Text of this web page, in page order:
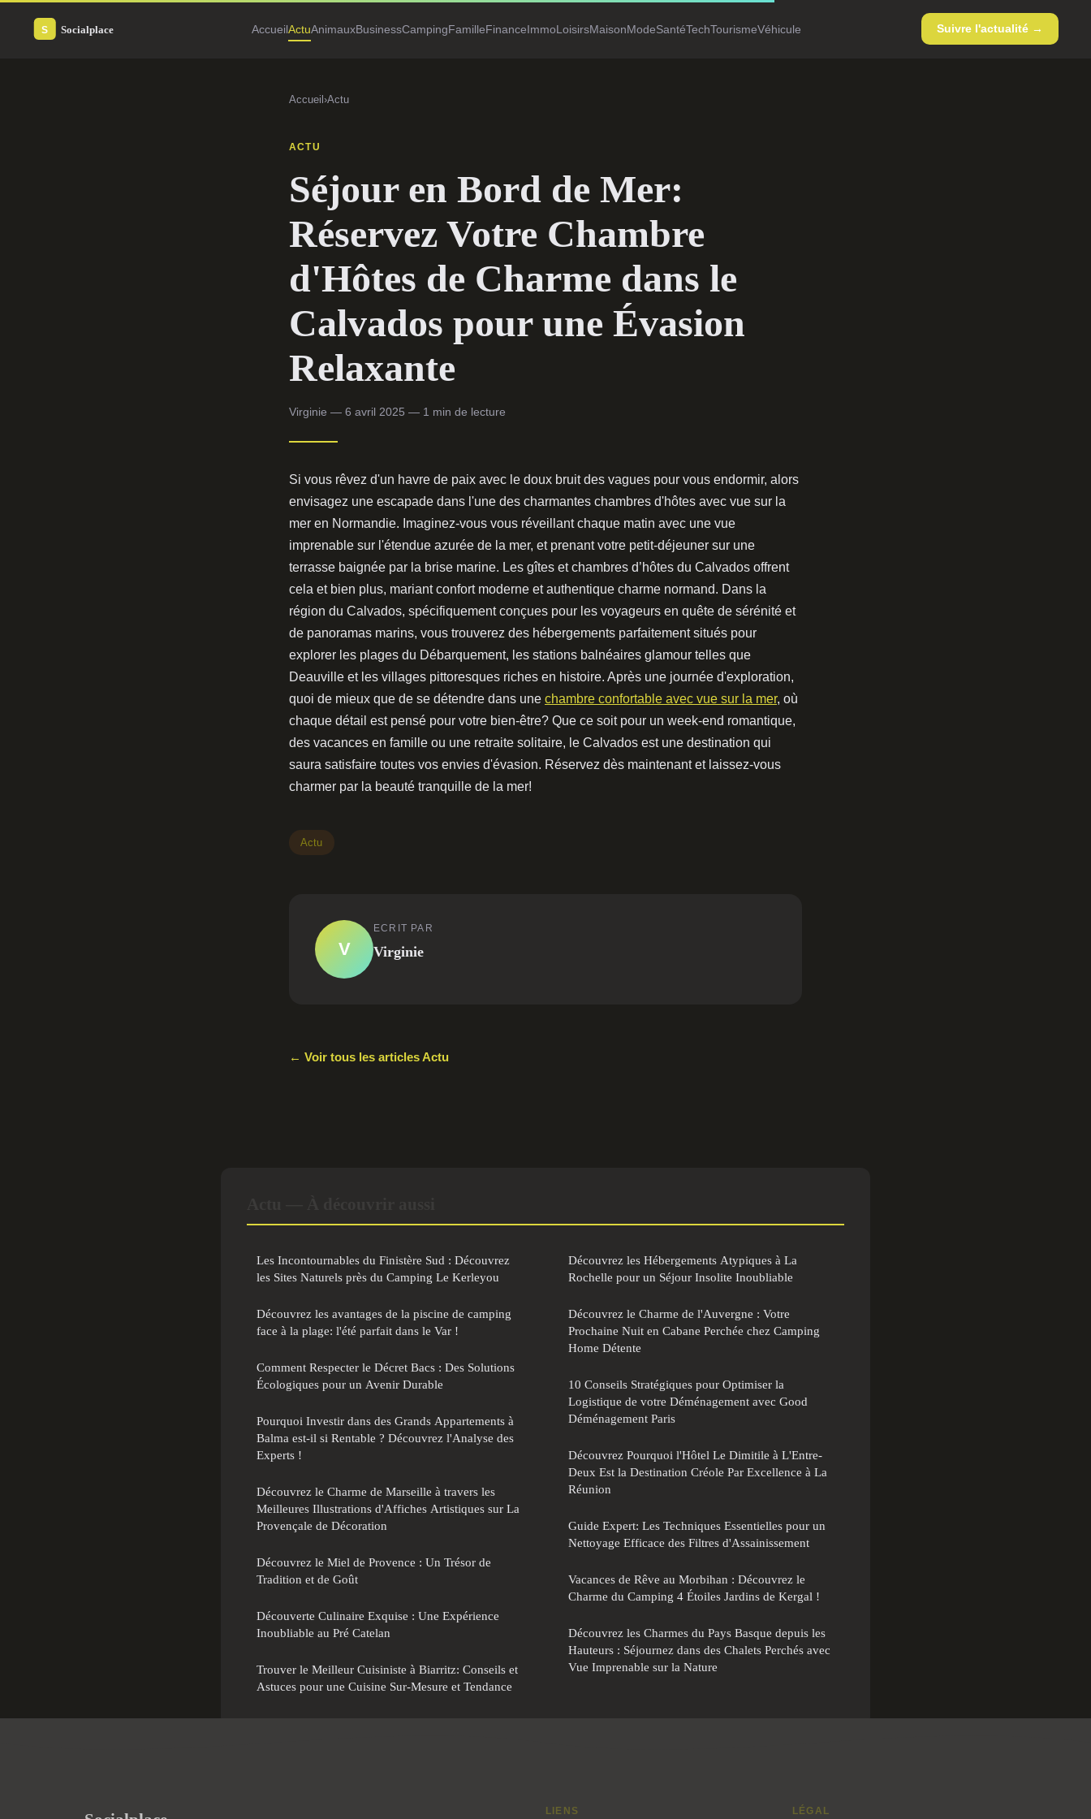
AccueilActuAnimauxBusinessCampingFamilleFinanceImmoLoisirsMaisonModeSantéTechTourismeVéhicule Suivre l'actualité →
Accueil ›Actu
ACTU
Séjour en Bord de Mer:
Réservez Votre Chambre
d'Hôtes de Charme dans le
Calvados pour une Évasion
Relaxante
Virginie — 6 avril 2025 — 1 min de lecture
Si vous rêvez d'un havre de paix avec le doux bruit des vagues pour vous endormir, alors
envisagez une escapade dans l'une des charmantes chambres d'hôtes avec vue sur la
mer en Normandie. Imaginez-vous vous réveillant chaque matin avec une vue
imprenable sur l'étendue azurée de la mer, et prenant votre petit-déjeuner sur une
terrasse baignée par la brise marine. Les gîtes et chambres d’hôtes du Calvados offrent
cela et bien plus, mariant confort moderne et authentique charme normand. Dans la
région du Calvados, spécifiquement conçues pour les voyageurs en quête de sérénité et
de panoramas marins, vous trouverez des hébergements parfaitement situés pour
explorer les plages du Débarquement, les stations balnéaires glamour telles que
Deauville et les villages pittoresques riches en histoire. Après une journée d'exploration,
quoi de mieux que de se détendre dans une chambre confortable avec vue sur la mer, où
chaque détail est pensé pour votre bien-être? Que ce soit pour un week-end romantique,
des vacances en famille ou une retraite solitaire, le Calvados est une destination qui
saura satisfaire toutes vos envies d'évasion. Réservez dès maintenant et laissez-vous
charmer par la beauté tranquille de la mer!
Actu
V
ECRIT PAR
Virginie
← Voir tous les articles Actu
Les Incontournables du Finistère Sud : Découvrez
les Sites Naturels près du Camping Le Kerleyou
Découvrez les avantages de la piscine de camping
face à la plage: l'été parfait dans le Var !
Comment Respecter le Décret Bacs : Des Solutions
Écologiques pour un Avenir Durable
Pourquoi Investir dans des Grands Appartements à
Balma est-il si Rentable ? Découvrez l'Analyse des
Experts !
Découvrez le Charme de Marseille à travers les
Meilleures Illustrations d'Affiches Artistiques sur La
Provençale de Décoration
Découvrez le Miel de Provence : Un Trésor de
Tradition et de Goût
Découverte Culinaire Exquise : Une Expérience
Inoubliable au Pré Catelan
Trouver le Meilleur Cuisiniste à Biarritz: Conseils et
Astuces pour une Cuisine Sur-Mesure et Tendance
Découvrez les Hébergements Atypiques à La
Rochelle pour un Séjour Insolite Inoubliable
Découvrez le Charme de l'Auvergne : Votre
Prochaine Nuit en Cabane Perchée chez Camping
Home Détente
10 Conseils Stratégiques pour Optimiser la
Logistique de votre Déménagement avec Good
Déménagement Paris
Découvrez Pourquoi l'Hôtel Le Dimitile à L'Entre-
Deux Est la Destination Créole Par Excellence à La
Réunion
Guide Expert: Les Techniques Essentielles pour un
Nettoyage Efficace des Filtres d'Assainissement
Vacances de Rêve au Morbihan : Découvrez le
Charme du Camping 4 Étoiles Jardins de Kergal !
Découvrez les Charmes du Pays Basque depuis les
Hauteurs : Séjournez dans des Chalets Perchés avec
Vue Imprenable sur la Nature
LIENS LÉGAL